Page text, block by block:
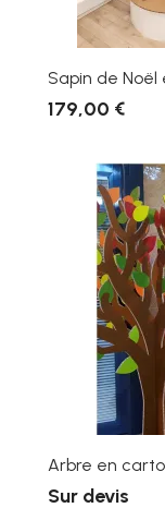
Sapin de Noël
179,00 €
Arbre en
Sur devis